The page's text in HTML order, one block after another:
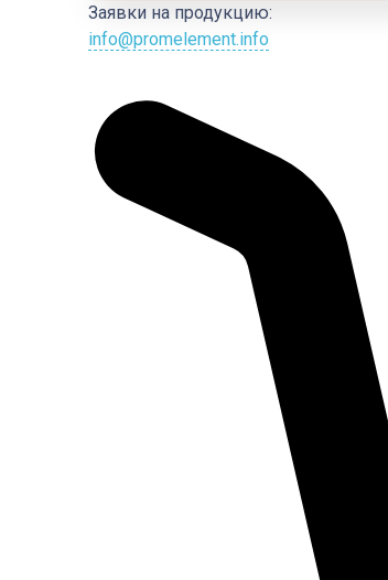
Заявки на продукцию:
info@promelement.info